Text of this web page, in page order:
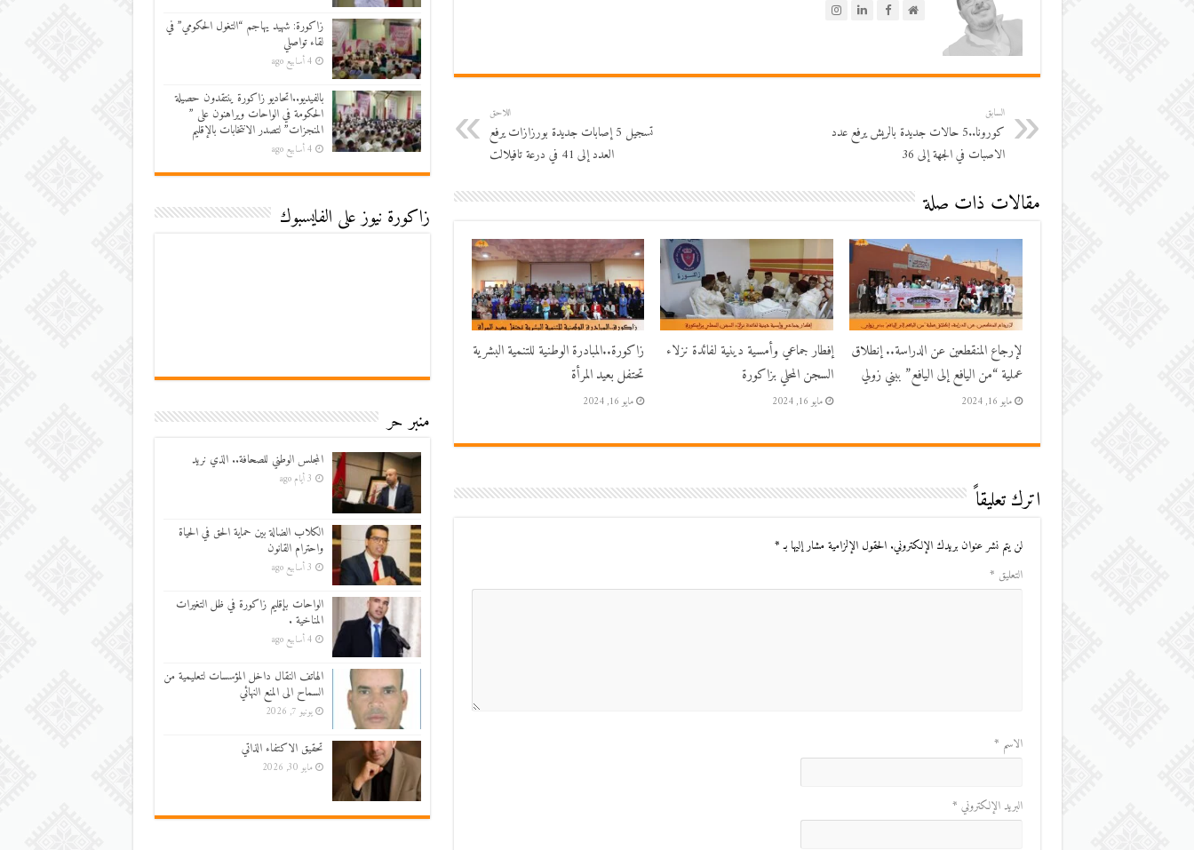
السابق
كورونا..5 حالات جديدة بالريش يرفع عدد
الاصبات في الجهة إلى 36
اللاحق
تسجيل 5 إصابات جديدة بورزازات يرفع
العدد إلى 41 في درعة تافيلالت
مقالات ذات صلة
لإرجاع المنقطعين عن الدراسة.. إنطلاق
عملية “من اليافع إلى اليافع” ببني زولي
مايو 16, 2024
إفطار جماعي وأمسية دينية لفائدة نزلاء
السجن المحلي بزاكورة
مايو 16, 2024
زاكورة..المبادرة الوطنية للتنمية البشرية
تحتفل بعيد المرأة
مايو 16, 2024
اترك تعليقاً
لن يتم نشر عنوان بريدك الإلكتروني. الحقول الإلزامية مشار إليها بـ*
التعليق *
الاسم *
البريد الإلكتروني *
زاكورة: شهيد يهاجم “التغول الحكومي” في
لقاء تواصلي
4 أسابيع ago
بالفيديو..اتحاديو زاكورة ينتقدون حصيلة
الحكومة في الواحات ويراهنون على ”
المنجزات” لتصدر الانتخابات بالإقليم
4 أسابيع ago
زاكورة نيوز على الفايسبوك
منبر حر
المجلس الوطني للصحافة.. الذي نريد
3 أيام ago
الكلاب الضالة بين حماية الحق في الحياة
واحترام القانون
3 أسابيع ago
الواحات بإقليم زاكورة في ظل التغيرات
المناخية .
4 أسابيع ago
الهاتف النقال داخل المؤسسات لتعليمية من
السماح الى المنع النهائي
يونيو 7, 2026
تحقيق الاكتفاء الذاتي
مايو 30, 2026